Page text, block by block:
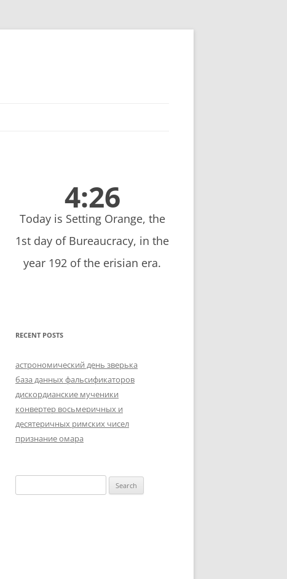
4:26
Today is Setting Orange, the
1st day of Bureaucracy, in the
year 192 of the erisian era.
RECENT POSTS
астрономический день зверька
база данных фальсификаторов
дискордианские мученики
конвертер восьмеричных и
десятеричных римских чисел
признание омара
for: